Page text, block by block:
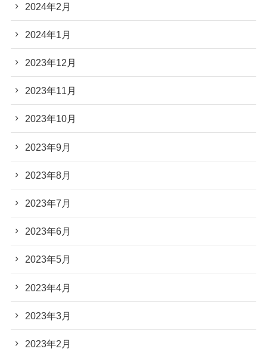
2024年2月
2024年1月
2023年12月
2023年11月
2023年10月
2023年9月
2023年8月
2023年7月
2023年6月
2023年5月
2023年4月
2023年3月
2023年2月